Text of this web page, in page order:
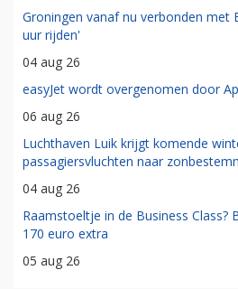
Groningen vanaf nu verbonden met
uur rijden'
04 aug 26
easyJet wordt overgenomen door
06 aug 26
Luchthaven Luik krijgt komende
passagiersvluchten naar
04 aug 26
Raamstoeltje in de Business Class?
170 euro extra
05 aug 26